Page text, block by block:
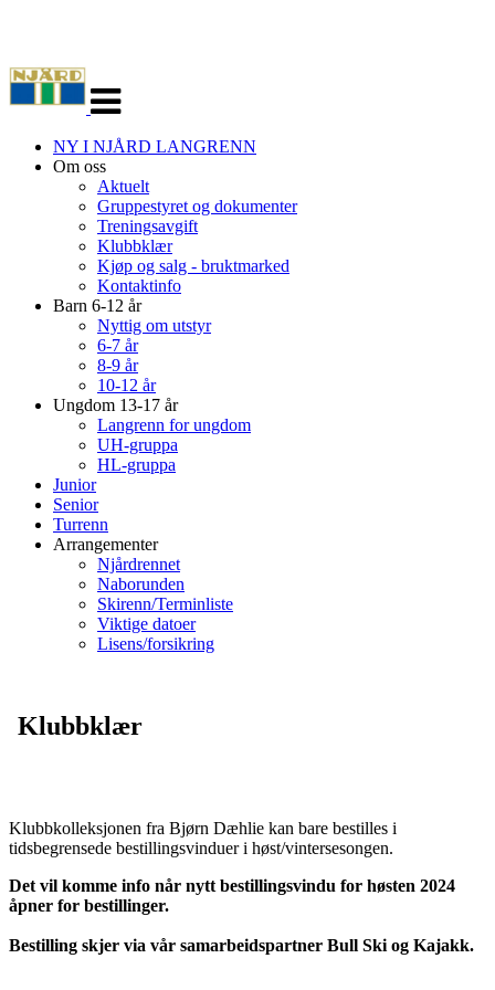
navigasjon
NY I NJÅRD LANGRENN
Om oss
Aktuelt
Gruppestyret og dokumenter
Treningsavgift
Klubbklær
Kjøp og salg - bruktmarked
Kontaktinfo
Barn 6-12 år
Nyttig om utstyr
6-7 år
8-9 år
10-12 år
Ungdom 13-17 år
Langrenn for ungdom
UH-gruppa
HL-gruppa
Junior
Senior
Turrenn
Arrangementer
Njårdrennet
Naborunden
Skirenn/Terminliste
Viktige datoer
Lisens/forsikring
Klubbklær
Klubbkolleksjonen fra Bjørn Dæhlie kan bare bestilles i
tidsbegrensede bestillingsvinduer i høst/vintersesongen.
Det vil komme info når nytt bestillingsvindu for høsten 2024
åpner for bestillinger.
Bestilling skjer via vår samarbeidspartner Bull Ski og Kajakk.